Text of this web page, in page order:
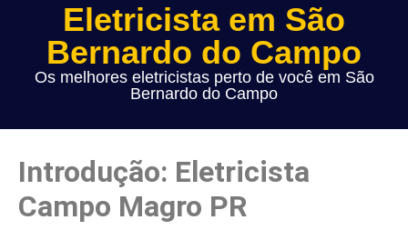
Eletricista em São
Bernardo do Campo
Os melhores eletricistas perto de você em São
Bernardo do Campo
Introdução: Eletricista
Campo Magro PR